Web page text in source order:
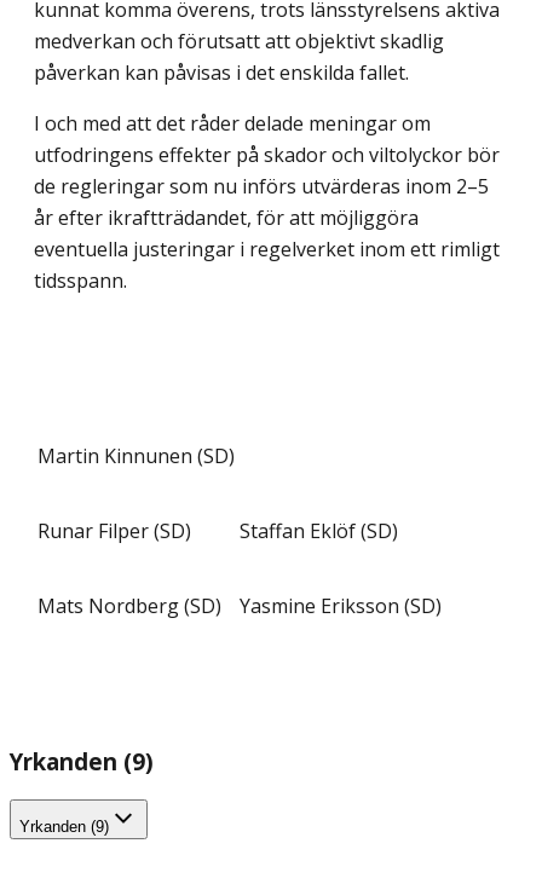
kunnat komma överens, trots länsstyrelsens aktiva
medverkan och förutsatt att objektivt skadlig
påverkan kan påvisas i det enskilda fallet.
I och med att det råder delade meningar om
utfodringens effekter på skador och viltolyckor bör
de regleringar som nu införs utvärderas inom 2–5
år efter ikraftträdan­det, för att möjliggöra
eventuella justeringar i regelverket inom ett rimligt
tidsspann.
Martin Kinnunen (SD)
Runar Filper (SD) Staffan Eklöf (SD)
Mats Nordberg (SD) Yasmine Eriksson (SD)
Yrkanden (9)
Yrkanden (9)